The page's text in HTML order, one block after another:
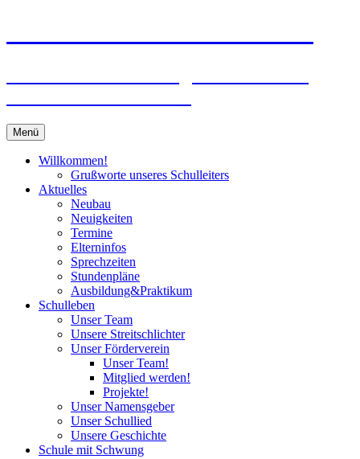
Menü
Willkommen!
Grußworte unseres Schulleiters
Aktuelles
Neubau
Neuigkeiten
Termine
Elterninfos
Sprechzeiten
Stundenpläne
Ausbildung&Praktikum
Schulleben
Unser Team
Unsere Streitschlichter
Unser Förderverein
Unser Team!
Mitglied werden!
Projekte!
Unser Namensgeber
Unser Schullied
Unsere Geschichte
Schule mit Schwung